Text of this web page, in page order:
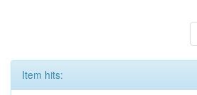
Item hits: